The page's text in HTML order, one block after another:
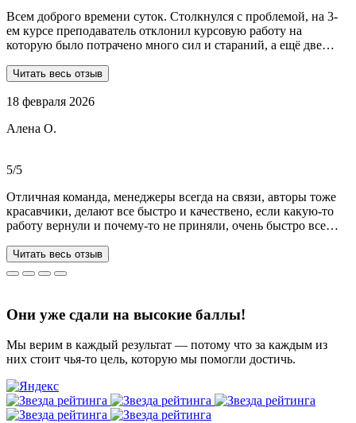
Всем доброго времени суток. Столкнулся с проблемой, на 3-
ем курсе преподаватель отклонил курсовую работу на
которую было потрачено много сил и стараний, а ещё две
обратился в Dist-help. Первый раз, были опасения и по срокам,
Ребята большие профессионалы, Алёна лучшая! Всё
Общение вызвало только позитивные эмоции. Все три работы
Читать весь отзыв
18 февраля 2026
Алена О.
5/5
Отличная команда, менеджеры всегда на связи, авторы тоже
красавчики, делают все быстро и качествено, если какую-то
работу вернули и почему-то не приняли, очень быстро все
за 3 недели, до последнего не верила, что такое возможно, но
все удалось. Спасибо, что вы есть))
Читать весь отзыв
Они уже сдали на высокие баллы!
Мы верим в каждый результат — потому что за каждым из
них стоит чья-то цель, которую мы помогли достичь.